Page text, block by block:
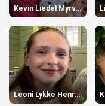
Kevin Liedel Myrvang 10 år
Leoni Lykke Henriksen-Schmid 13 år